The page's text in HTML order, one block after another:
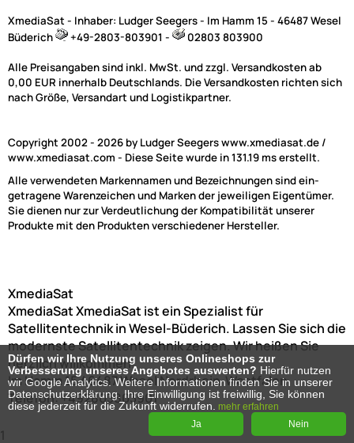
XmediaSat - Inhaber: Ludger Seegers - Im Hamm 15 - 46487 Wesel
Büderich
+49-2803-803901 - 02803 803900
Alle Preisangaben sind inkl. MwSt. und zzgl. Versandkosten ab
0,00 EUR innerhalb Deutschlands. Die Versandkosten richten sich
nach Größe, Versandart und Logistikpartner.
Copyright 2002 - 2026 by Ludger Seegers www.xmediasat.de /
www.xmediasat.com - Diese Seite wurde in 131.19 ms erstellt.
Alle verwendeten Markennamen und Bezeichnungen sind ein-
getragene Warenzeichen und Marken der jeweiligen Eigentümer.
Sie dienen nur zur Verdeutlichung der Kompatibilität unserer
Produkte mit den Produkten verschiedener Hersteller.
XmediaSat
XmediaSatXmediaSat ist ein Spezialist für
Satellitentechnik in Wesel-Büderich. Lassen Sie sich die
modernste Satellitentechnik zeigen. Wir heißen Sie
herzlich willkommen!
Im Hamm 1546487Wesel Nordrhein-Westfalen
Telefon:+492803803901
Dürfen wir Ihre Nutzung unseres Onlineshops zur
Verbesserung unseres Angebotes auswerten? Hierfür nutzen
wir Google Analytics. Weitere Informationen finden Sie in unserer
Datenschutzerklärung. Ihre Einwilligung ist freiwillig, Sie können
diese jederzeit für die Zukunft widerrufen.
mehr erfahren
Nein
Ja
1